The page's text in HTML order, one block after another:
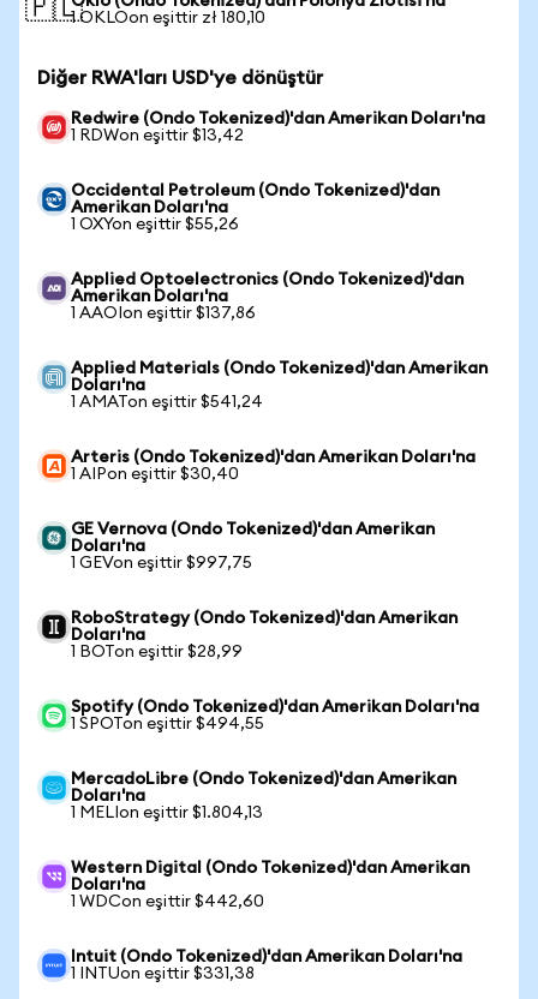
🇵🇱1 OKLOon eşittir zł 180,10
Diğer RWA'ları USD'ye dönüştür
Redwire (Ondo Tokenized)'dan Amerikan Doları'na
1 RDWon eşittir $13,42
Occidental Petroleum (Ondo Tokenized)'dan
Amerikan Doları'na
1 OXYon eşittir $55,26
Applied Optoelectronics (Ondo Tokenized)'dan
Amerikan Doları'na
1 AAOIon eşittir $137,86
Applied Materials (Ondo Tokenized)'dan Amerikan
Doları'na
1 AMATon eşittir $541,24
Arteris (Ondo Tokenized)'dan Amerikan Doları'na
1 AIPon eşittir $30,40
GE Vernova (Ondo Tokenized)'dan Amerikan
Doları'na
1 GEVon eşittir $997,75
RoboStrategy (Ondo Tokenized)'dan Amerikan
Doları'na
1 BOTon eşittir $28,99
Spotify (Ondo Tokenized)'dan Amerikan Doları'na
1 SPOTon eşittir $494,55
MercadoLibre (Ondo Tokenized)'dan Amerikan
Doları'na
1 MELIon eşittir $1.804,13
Western Digital (Ondo Tokenized)'dan Amerikan
Doları'na
1 WDCon eşittir $442,60
Intuit (Ondo Tokenized)'dan Amerikan Doları'na
1 INTUon eşittir $331,38